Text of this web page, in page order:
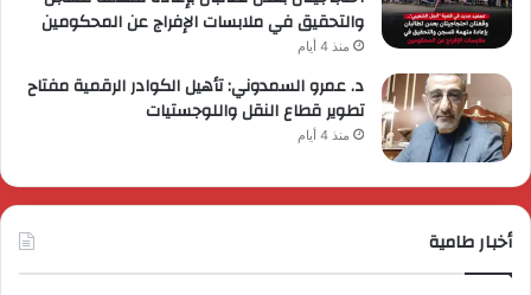
والتحقيق في ملابسات الإفراج عن المحكومين
منذ 4 أيام
د. عمرو السمدوني: تأهيل الكوادر الرقمية مفتاح
تطوير قطاع النقل واللوجستيات
منذ 4 أيام
أخبار طامية